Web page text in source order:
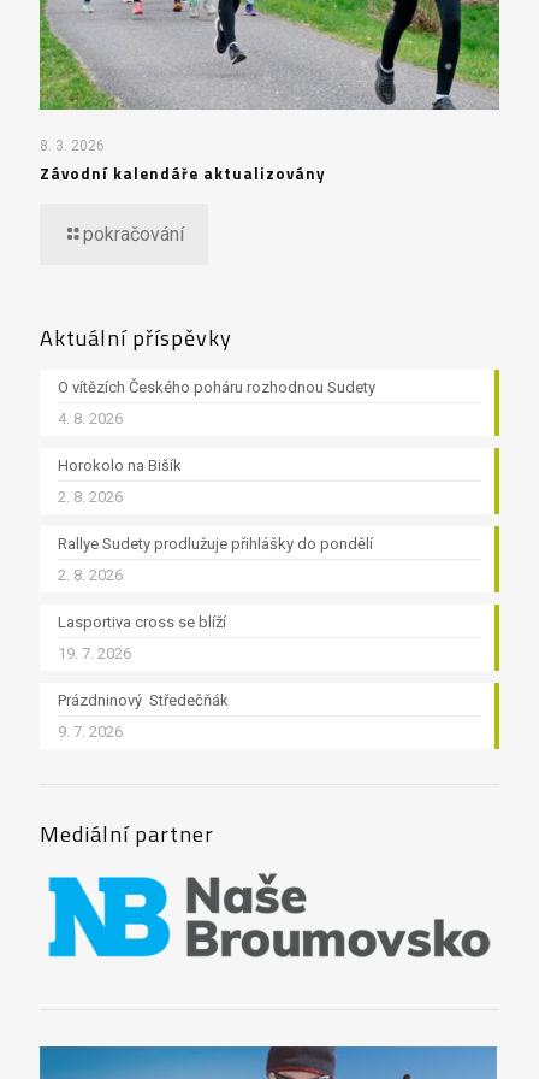
8. 3. 2026
Závodní kalendáře aktualizovány
pokračování
Aktuální příspěvky
O vítězích Českého poháru rozhodnou Sudety
4. 8. 2026
Horokolo na Bišík
2. 8. 2026
Rallye Sudety prodlužuje přihlášky do pondělí
2. 8. 2026
Lasportiva cross se blíží
19. 7. 2026
Prázdninový Středečňák
9. 7. 2026
Mediální partner